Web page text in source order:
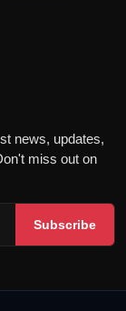
news, updates,
miss out on
Subscribe